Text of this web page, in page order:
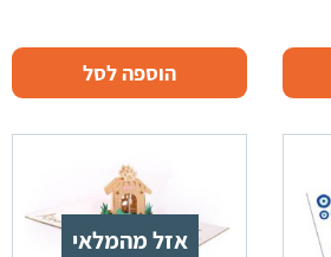
הוספה לסל
אזל מהמלאי